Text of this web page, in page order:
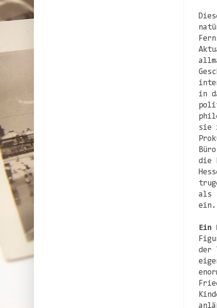
in
sie
die
als
ein.
Ein
der